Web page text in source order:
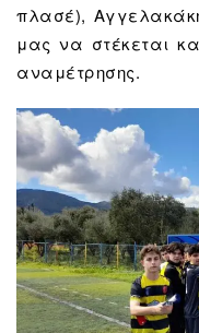
πλασέ),
μας να στέκεται
αναμέτρησης.